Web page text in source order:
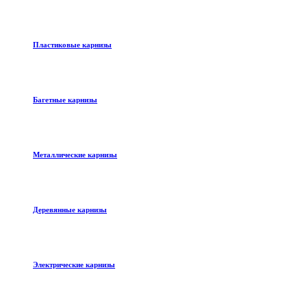
Пластиковые карнизы
Багетные карнизы
Металлические карнизы
Деревянные карнизы
Электрические карнизы